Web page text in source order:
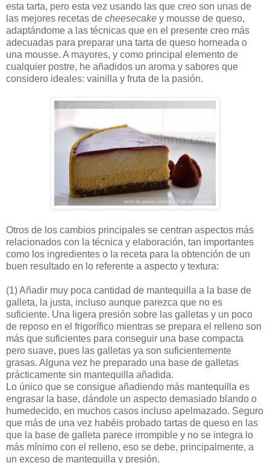
esta tarta, pero esta vez usando las que creo son unas de
las mejores recetas de cheesecake y mousse de queso,
adaptándome a las técnicas que en el presente creo más
adecuadas para preparar una tarta de queso horneada o
una mousse. A mayores, y como principal elemento de
cualquier postre, he añadidos un aroma y sabores que
considero ideales: vainilla y fruta de la pasión.
Otros de los cambios principales se centran aspectos más
relacionados con la técnica y elaboración, tan importantes
como los ingredientes o la receta para la obtención de un
buen resultado en lo referente a aspecto y textura:
(1) Añadir muy poca cantidad de mantequilla a la base de
galleta, la justa, incluso aunque parezca que no es
suficiente. Una ligera presión sobre las galletas y un poco
de reposo en el frigorífico mientras se prepara el relleno son
más que suficientes para conseguir una base compacta
pero suave, pues las galletas ya son suficientemente
grasas. Alguna vez he preparado una base de galletas
prácticamente sin mantequilla añadida.
Lo único que se consigue añadiendo más mantequilla es
engrasar la base, dándole un aspecto demasiado blando o
humedecido, en muchos casos incluso apelmazado. Seguro
que más de una vez habéis probado tartas de queso en las
que la base de galleta parece irrompible y no se integra lo
más mínimo con el relleno, eso se debe, principalmente, a
un exceso de mantequilla y presión.